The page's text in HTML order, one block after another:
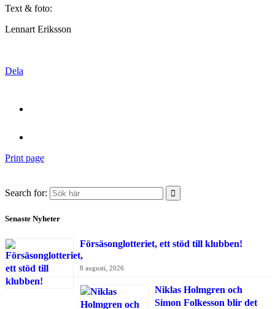
Text & foto:
Lennart Eriksson
Dela
Print page
Search for:
Senaste Nyheter
Försäsonglotteriet, ett stöd till klubben!
8 augusti, 2026
Niklas Holmgren och
Simon Folkesson blir det